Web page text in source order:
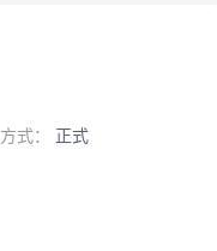
式： 正式